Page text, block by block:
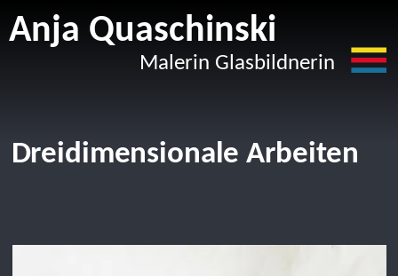
Anja Quaschinski
Malerin Glasbildnerin
Anja Quaschinski
Malerin Glasbildnerin Menü